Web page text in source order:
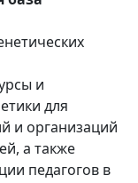
и
для
и организаций
а также
педагогов в